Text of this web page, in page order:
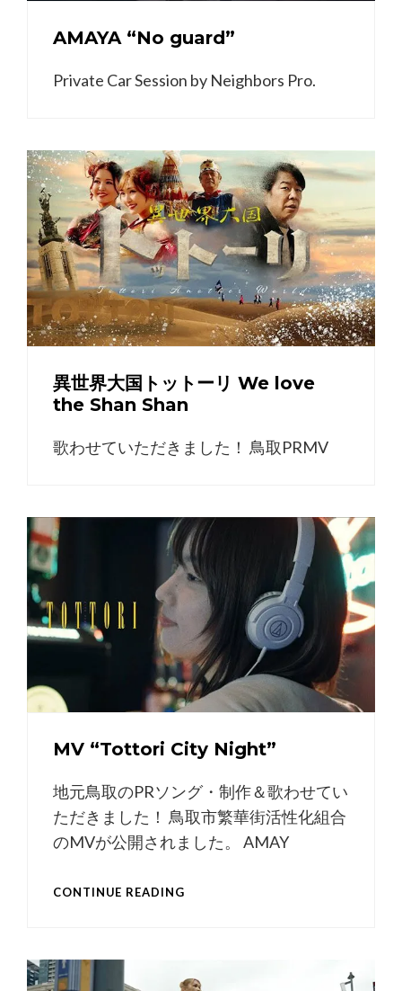
AMAYA “No guard”
Private Car Session by Neighbors Pro.
異世界大国トットーリ We love
the Shan Shan
歌わせていただきました！ 鳥取PRMV
MV “Tottori City Night”
地元鳥取のPRソング・制作＆歌わせてい
ただきました！ 鳥取市繁華街活性化組合
のMVが公開されました。 AMAY
CONTINUE READINGMV